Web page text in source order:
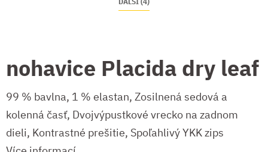
nohavice Placida dry leaf
99 % bavlna, 1 % elastan, Zosilnená sedová a
kolenná časť, Dvojvýpustkové vrecko na zadnom
dieli, Kontrastné prešitie, Spoľahlivý YKK zips